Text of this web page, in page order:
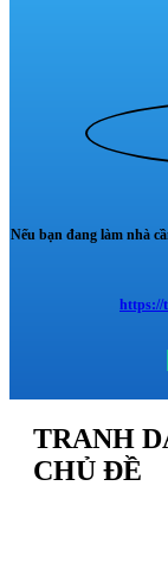
Nếu bạn đang làm nhà
https://
TRANH
CHỦ ĐỀ